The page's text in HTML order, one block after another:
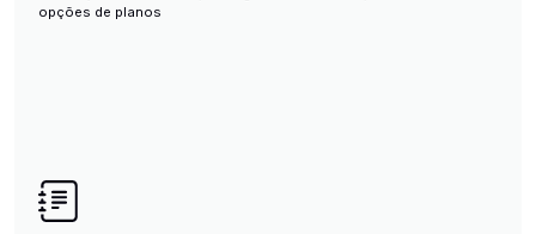
opções de planos